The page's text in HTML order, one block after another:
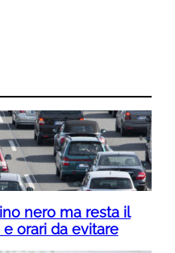
nero ma resta il
orari da evitare